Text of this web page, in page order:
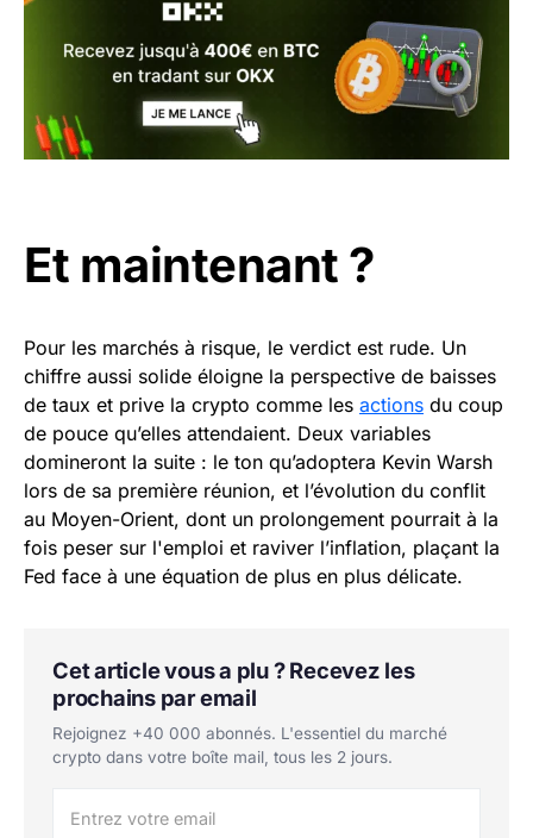
Et maintenant ?
Pour les marchés à risque, le verdict est rude. Un
chiffre aussi solide éloigne la perspective de baisses
de taux et prive la crypto comme les actions du coup
de pouce qu’elles attendaient. Deux variables
domineront la suite : le ton qu’adoptera Kevin Warsh
lors de sa première réunion, et l’évolution du conflit
au Moyen-Orient, dont un prolongement pourrait à la
fois peser sur l'emploi et raviver l’inflation, plaçant la
Fed face à une équation de plus en plus délicate.
Cet article vous a plu ? Recevez les
prochains par email
Rejoignez +40 000 abonnés. L'essentiel du marché
crypto dans votre boîte mail, tous les 2 jours.